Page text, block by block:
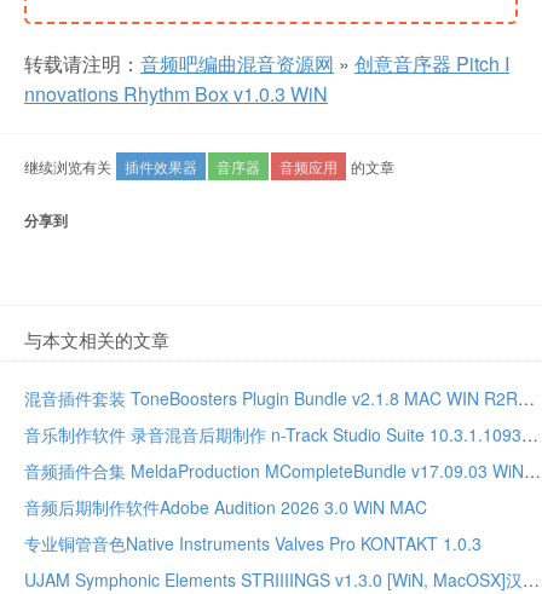
转载请注明： 音频吧编曲混音资源网 » 创意音序器 Pitch I
nnovations Rhythm Box v1.0.3 WiN
继续浏览有关 插件效果器 音序器 音频应用 的文章
分享到
与本文相关的文章
混音插件套装 ToneBoosters Plugin Bundle v2.1.8 MAC WIN R2R版本
音乐制作软件 录音混音后期制作 n-Track Studio Suite 10.3.1.10935 WIN MAC
音频插件合集 MeldaProduction MCompleteBundle v17.09.03 WiN MAC
音频后期制作软件Adobe Audition 2026 3.0 WiN MAC
专业铜管音色Native Instruments Valves Pro KONTAKT 1.0.3
UJAM Symphonic Elements STRIIIINGS v1.3.0 [WiN, MacOSX]汉斯季默 现代弦乐合奏音源